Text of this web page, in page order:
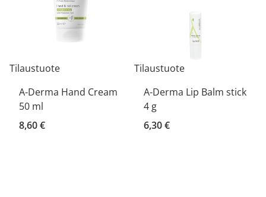
Tilaustuote
A-Derma Hand Cream
50 ml
8,60 €
Tilaustuote
A-Derma Lip Balm stick
4 g
6,30 €